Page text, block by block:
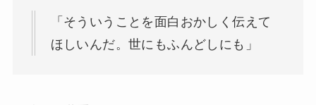
「そういうことを面白おかしく伝えて
ほしいんだ。世にもふんどしにも」